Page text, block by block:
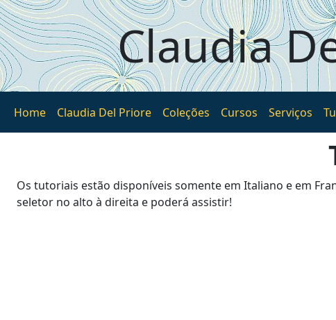
Pular para o conteúdo principal
Claudia
Home Claudia Del Priore Coleções Cursos Serviços
Os tutoriais estão disponíveis somente em Italiano e em
seletor no alto à direita e poderá assistir!